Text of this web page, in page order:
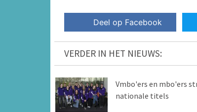
Deel op Facebook
VERDER IN HET NIEUWS:
Vmbo'ers en mbo'ers
nationale titels